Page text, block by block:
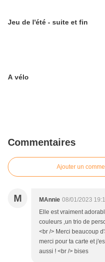
Jeu de l'été - suite et fin
A vélo
Commentaires
Ajouter un
M MAnnie 08/01/2023
Elle est vraiment
couleurs ,un trio de
<br /> Merci beaucoup
merci pour ta carte et
aussi ! <br /> bises